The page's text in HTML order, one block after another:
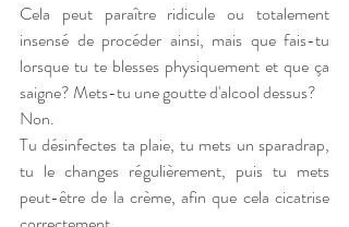
Cela peut paraître ridicule ou totalement
insensé de procéder ainsi, mais que fais-tu
lorsque tu te blesses physiquement et que ça
saigne? Mets-tu une goutte d'alcool dessus?
Non.
Tu désinfectes ta plaie, tu mets un sparadrap,
tu le changes régulièrement, puis tu mets
peut-être de la crème, afin que cela cicatrise